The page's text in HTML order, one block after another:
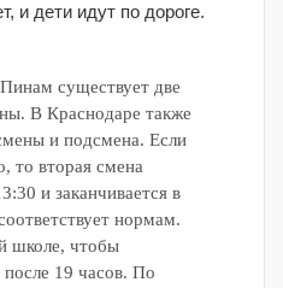
и дети идут по дороге.
существует две
В Краснодаре также
и подсмена. Если
то вторая смена
и заканчивается в
нормам.
школе, чтобы
после 19 часов. По